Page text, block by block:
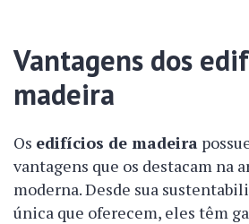
Vantagens dos
madeira
Os edifícios de madeira
vantagens que os destacam na
moderna. Desde sua
única que oferecem, eles têm